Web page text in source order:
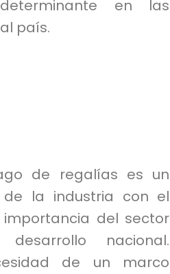
en las
país.
de regalías es un
de la industria con el
del sector
nacional.
de un marco